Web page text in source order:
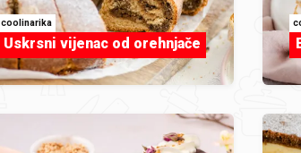
coolinarika
Uskrsni vijenac od orehnjače